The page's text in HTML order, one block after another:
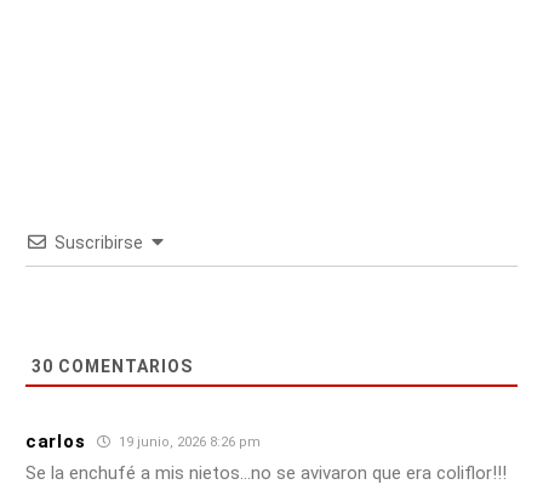
Suscribirse
30 COMENTARIOS
carlos 19 junio, 2026 8:26 pm
Se la enchufé a mis nietos…no se avivaron que era coliflor!!!